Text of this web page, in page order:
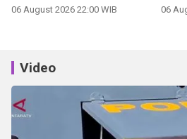
06 August 2026 22:00 WIB 06
Video